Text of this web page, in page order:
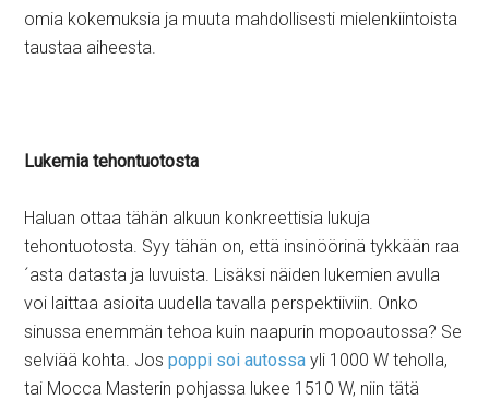
omia kokemuksia ja muuta mahdollisesti mielenkiintoista
taustaa aiheesta.
Lukemia tehontuotosta
Haluan ottaa tähän alkuun konkreettisia lukuja
tehontuotosta. Syy tähän on, että insinöörinä tykkään raa
´asta datasta ja luvuista. Lisäksi näiden lukemien avulla
voi laittaa asioita uudella tavalla perspektiiviin. Onko
sinussa enemmän tehoa kuin naapurin mopoautossa? Se
selviää kohta. Jospoppi soi autossa yli 1000 W teholla,
tai Mocca Masterin pohjassa lukee 1510 W, niin tätä